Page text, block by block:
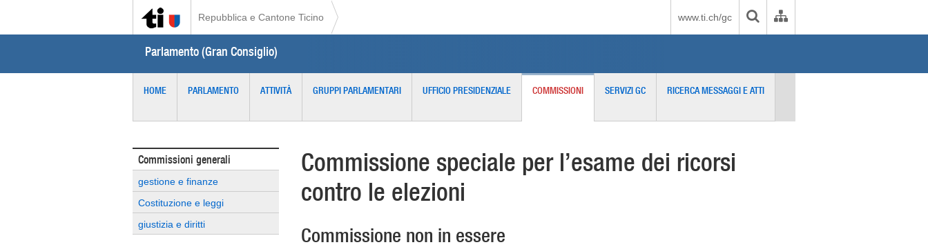
Repubblica e Cantone Ticino www.ti.ch/gc
Parlamento (Gran Consiglio)
HOME PARLAMENTO ATTIVITÀ GRUPPI PARLAMENTARI UFFICIO PRESIDENZIALE COMMISSIONI SERVIZI GC RICERCA MESSAGGI E ATTI
Commissioni generali
gestione e finanze
Costituzione e leggi
giustizia e diritti
Commissione speciale per l’esame dei ricorsi
contro le elezioni
Commissione non in essere